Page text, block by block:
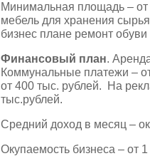
Минимальная площадь – от
мебель для хранения
бизнес плане ремонт
Финансовый план.
Коммунальные платежи –
от 400 тыс. рублей. На
тыс.рублей.
Средний доход в месяц –
Окупаемость бизнеса – от 1